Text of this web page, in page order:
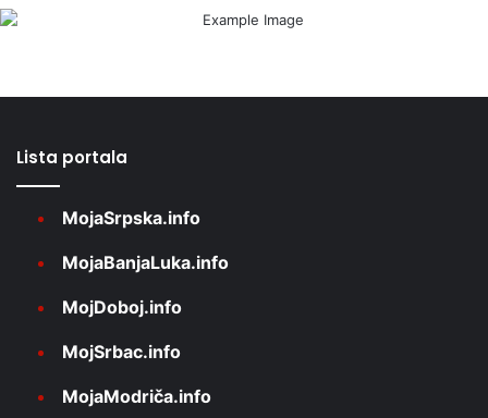
Lista portala
MojaSrpska.info
MojaBanjaLuka.info
MojDoboj.info
MojSrbac.info
MojaModriča.info